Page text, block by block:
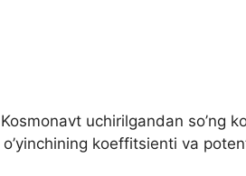
uchirilgandan so’ng
koeffitsienti va